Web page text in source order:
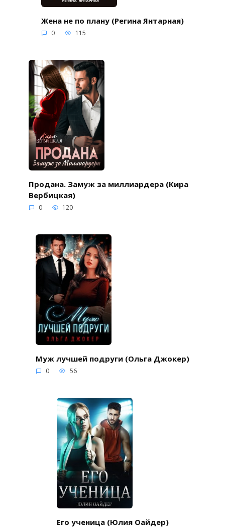
Жена не по плану (Регина Янтарная)
0 115
Продана. Замуж за миллиардера (Кира
Вербицкая)
0 120
Муж лучшей подруги (Ольга Джокер)
0 56
Его ученица (Юлия Оайдер)